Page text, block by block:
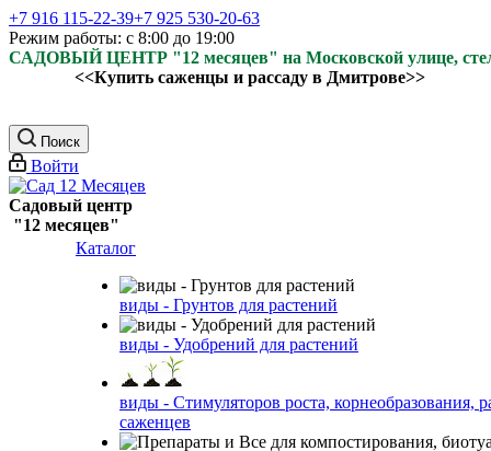
+7 916 115-22-39+7 925 530-20-63
Режим работы: с 8:00 до 19:00
САДОВЫЙ ЦЕНТР "12 месяцев" на Московской улице,
<<Купить саженцы и рассаду в Дмитрове>>
Поиск
Войти
Садовый центр
"12 месяцев"
Каталог
виды - Грунтов для растений
виды - Удобрений для растений
виды - Стимуляторов роста, корнеобразования,
саженцев